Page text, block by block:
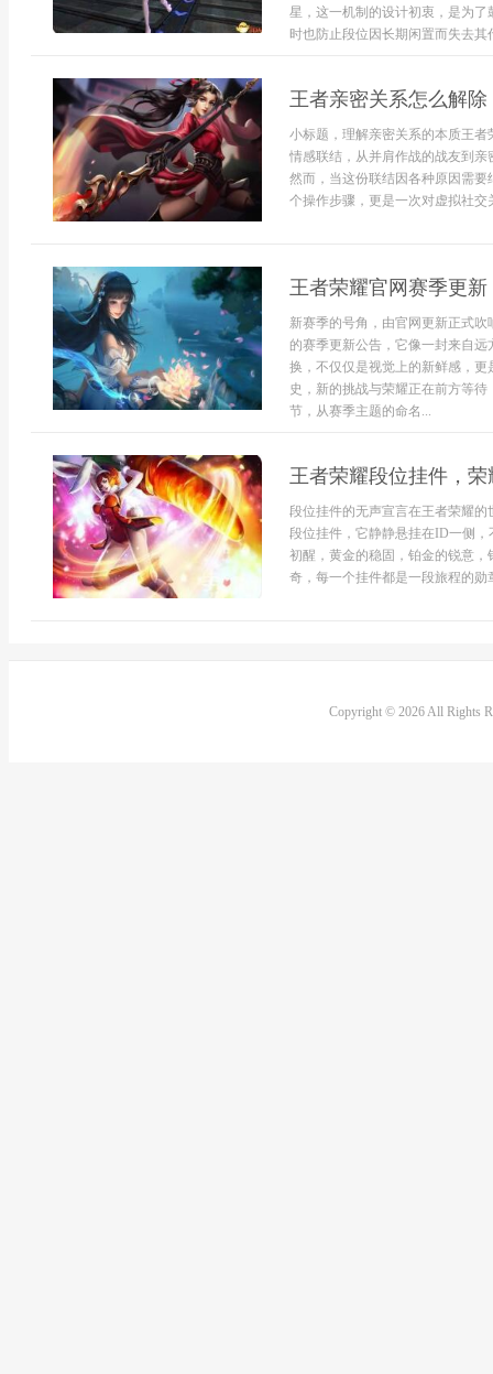
星，这一机制的设计初衷，是为
时也防止段位因长期闲置而失去其
王者亲密关系怎么解
小标题，理解亲密关系的本质王
情感联结，从并肩作战的战友到
然而，当这份联结因各种原因需
个操作步骤，更是一次对虚拟社交
王者荣耀官网赛季更
新赛季的号角，由官网更新正式
的赛季更新公告，它像一封来自
换，不仅仅是视觉上的新鲜感，
史，新的挑战与荣耀正在前方等
节，从赛季主题的命名...
王者荣耀段位挂件，
段位挂件的无声宣言在王者荣耀
段位挂件，它静静悬挂在ID一侧
初醒，黄金的稳固，铂金的锐意
奇，每一个挂件都是一段旅程的
Copyright © 2026 All Rights